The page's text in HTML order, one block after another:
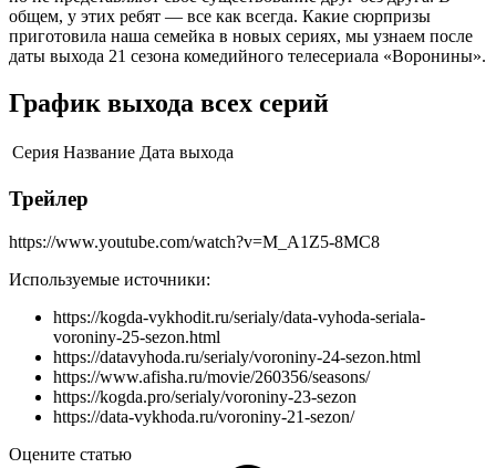
общем, у этих ребят — все как всегда. Какие сюрпризы
приготовила наша семейка в новых сериях, мы узнаем после
даты выхода 21 сезона комедийного телесериала «Воронины».
График выхода всех серий
Серия Название Дата выхода
Трейлер
https://www.youtube.com/watch?v=M_A1Z5-8MC8
Используемые источники:
https://kogda-vykhodit.ru/serialy/data-vyhoda-seriala-
voroniny-25-sezon.html
https://datavyhoda.ru/serialy/voroniny-24-sezon.html
https://www.afisha.ru/movie/260356/seasons/
https://kogda.pro/serialy/voroniny-23-sezon
https://data-vykhoda.ru/voroniny-21-sezon/
Оцените статью